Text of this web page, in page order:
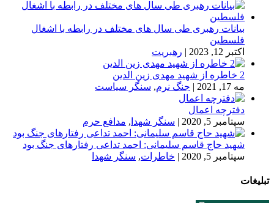
بیانات رهبری طی سال های مختلف در رابطه با اشغال
فلسطین
اکتبر 12, 2023
| رهبریت
2 خاطره از شهید مهدی زین الدین
مه 17, 2021
| جنگ نرم, سنگر سیاست
دفترچه اعمال
سپتامبر 5, 2020
| سنگر شهدا , مدافع حرم
شهید حاج قاسم سلیمانی: احمد تداعی رفتارهای جنگ بود
سپتامبر 5, 2020
| خاطرات, سنگر شهدا
تبلیغات